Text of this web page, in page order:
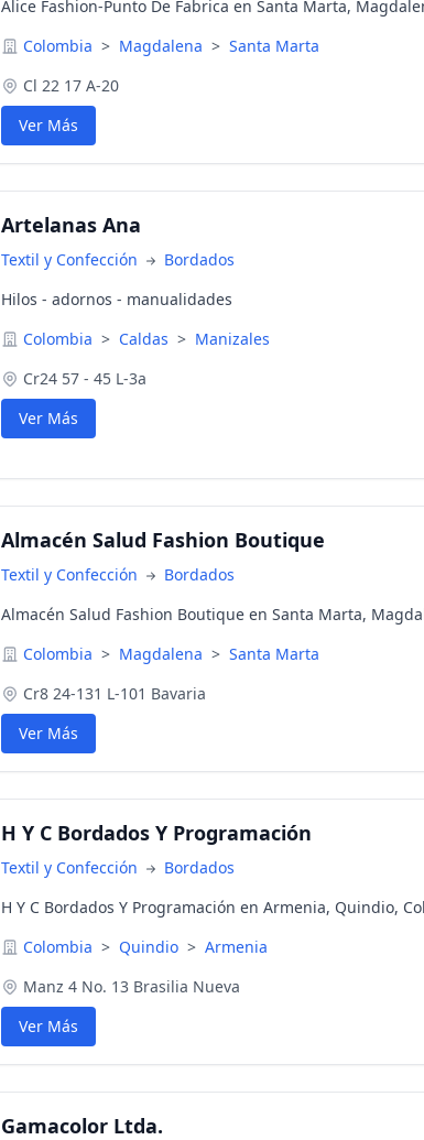
Alice Fashion-Punto De Fabrica en Santa Marta,
Colombia > Magdalena > Santa Marta
Cl 22 17 A-20
Ver Más
Artelanas Ana
Textil y Confección
Bordados
Hilos - adornos - manualidades
Colombia > Caldas > Manizales
Cr24 57 - 45 L-3a
Ver Más
Almacén Salud Fashion Boutique
Textil y Confección
Bordados
Almacén Salud Fashion Boutique en Santa Marta,
Colombia > Magdalena > Santa Marta
Cr8 24-131 L-101 Bavaria
Ver Más
H Y C Bordados Y Programación
Textil y Confección
Bordados
H Y C Bordados Y Programación en Armenia, Quindio,
Colombia > Quindio > Armenia
Manz 4 No. 13 Brasilia Nueva
Ver Más
Gamacolor Ltda.